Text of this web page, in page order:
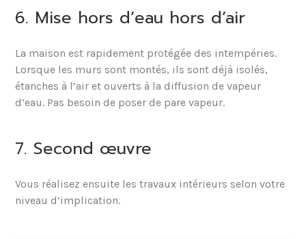
6. Mise hors d’eau hors d’air
La maison est rapidement protégée des intempéries.
Lorsque les murs sont montés, ils sont déjà isolés,
étanches à l’air et ouverts à la diffusion de vapeur
d’eau. Pas besoin de poser de pare vapeur.
7. Second œuvre
Vous réalisez ensuite les travaux intérieurs selon votre
niveau d’implication.